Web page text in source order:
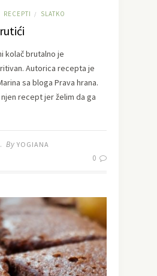
RECEPTI / SLATKO
kolač brutalno je
Autorica recepta je
sa bloga Prava hrana.
recept jer želim da ga
By YOGIANA
0